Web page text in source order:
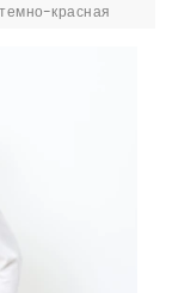
красная